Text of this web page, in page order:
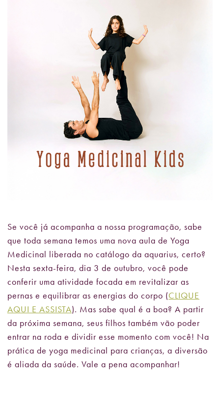
Se você já acompanha a nossa programação, sabe
que toda semana temos uma nova aula de Yoga
Medicinal liberada no catálogo da aquarius, certo?
Nesta sexta-feira, dia 3 de outubro, você pode
conferir uma atividade focada em revitalizar as
pernas e equilibrar as energias do corpo (CLIQUE
AQUI E ASSISTA). Mas sabe qual é a boa? A partir
da próxima semana, seus filhos também vão poder
entrar na roda e dividir esse momento com você! Na
prática de yoga medicinal para crianças, a diversão
é aliada da saúde. Vale a pena acompanhar!